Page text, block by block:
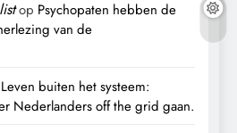
op Psychopaten hebben de
van de
Leven buiten het systeem:
Nederlanders off the grid gaan.